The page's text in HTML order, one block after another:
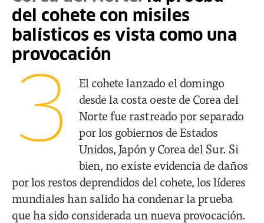
del cohete con misiles
balísticos es vista como una
provocación
3
El cohete lanzado el domingo
desde la costa oeste de Corea del
Norte fue rastreado por separado
por los gobiernos de Estados
Unidos, Japón y Corea del Sur. Si
bien, no existe evidencia de daños
por los restos deprendidos del cohete, los líderes
mundiales han salido ha condenar la prueba
que ha sido considerada un nueva provocación.